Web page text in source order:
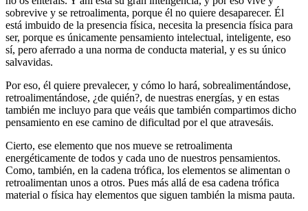
sobrevive y se retroalimenta, porque él no quiere desaparecer. Él
está imbuido de la presencia física, necesita la presencia física para
ser, porque es únicamente pensamiento intelectual, inteligente, eso
sí, pero aferrado a una norma de conducta material, y es su único
salvavidas.
Por eso, él quiere prevalecer, y cómo lo hará, sobrealimentándose,
retroalimentándose, ¿de quién?, de nuestras energías, y en estas
también me incluyo para que veáis que también compartimos dicho
pensamiento en ese camino de dificultad por el que atravesáis.
Cierto, ese elemento que nos mueve se retroalimenta
energéticamente de todos y cada uno de nuestros pensamientos.
Como, también, en la cadena trófica, los elementos se alimentan o
retroalimentan unos a otros. Pues más allá de esa cadena trófica
material o física hay elementos que siguen también la misma pauta.